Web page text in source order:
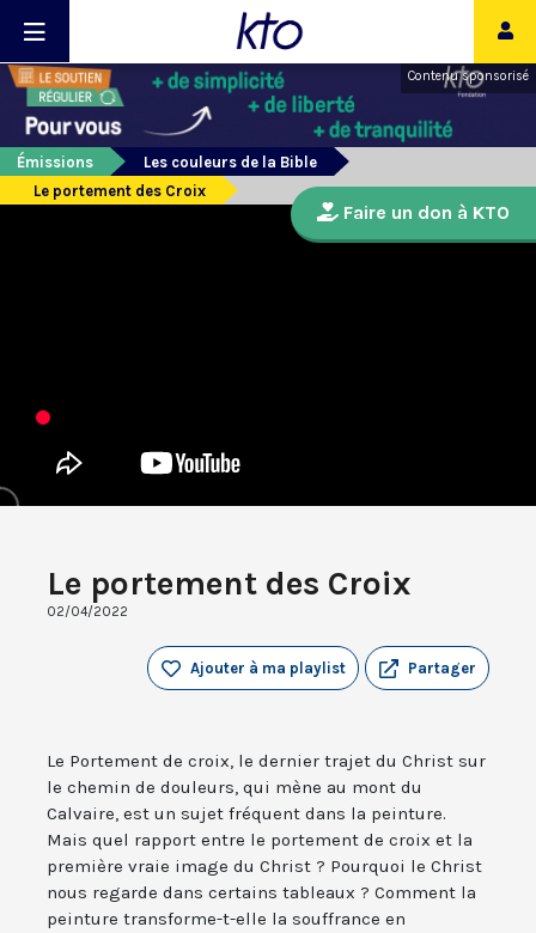
Contenu sponsorisé
Émissions
Les couleurs de la Bible
Le portement des Croix
Le portement des Croix
02/04/2022
Partager
Ajouter à ma playlist
Le Portement de croix, le dernier trajet du Christ sur
le chemin de douleurs, qui mène au mont du
Calvaire, est un sujet fréquent dans la peinture.
Mais quel rapport entre le portement de croix et la
première vraie image du Christ ? Pourquoi le Christ
nous regarde dans certains tableaux ? Comment la
peinture transforme-t-elle la souffrance en
Faire un don à KTO